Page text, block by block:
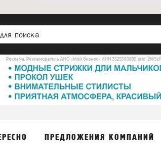
ПРЕДЛОЖЕНИЯ КОМПАНИЙ